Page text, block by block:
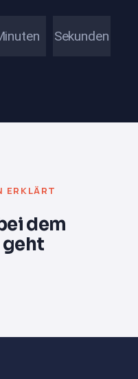
Sekunden
ERKLÄRT
dem
geht